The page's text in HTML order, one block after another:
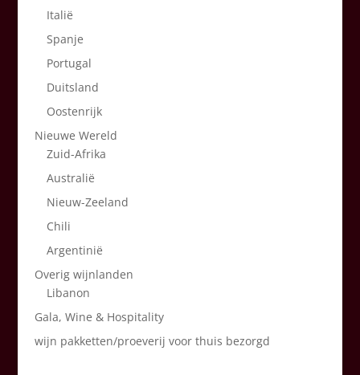
Italië
Spanje
Portugal
Duitsland
Oostenrijk
Nieuwe Wereld
Zuid-Afrika
Australië
Nieuw-Zeeland
Chili
Argentinië
Overig wijnlanden
Libanon
Gala, Wine & Hospitality
wijn pakketten/proeverij voor thuis bezorgd